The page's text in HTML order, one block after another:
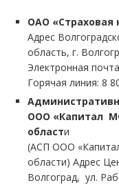
ОАО
Адрес
область, г.
Электронная
Горячая линия: 8
ООО «Капитал
области
(АСП ООО
области) Адрес
Волгоград, ул.